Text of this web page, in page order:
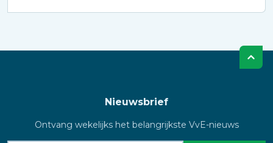
Nieuwsbrief
Ontvang wekelijks het belangrijkste VvE-nieuws